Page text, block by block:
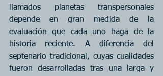
llamados planetas transpersonales
depende en gran medida de la
evaluación que cada uno haga de la
historia reciente. A diferencia del
septenario tradicional, cuyas cualidades
fueron desarrolladas tras una larga y